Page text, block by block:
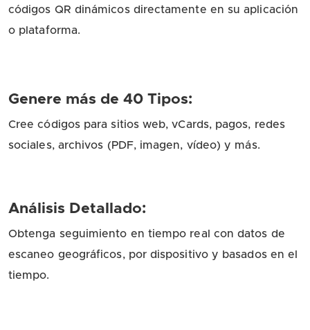
códigos QR dinámicos directamente en su aplicación
o plataforma.
Genere más de 40 Tipos:
Cree códigos para sitios web, vCards, pagos, redes
sociales, archivos (PDF, imagen, vídeo) y más.
Análisis Detallado:
Obtenga seguimiento en tiempo real con datos de
escaneo geográficos, por dispositivo y basados en el
tiempo.